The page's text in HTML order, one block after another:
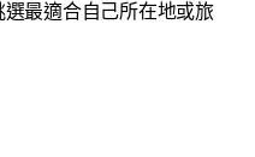
最適合自己所在地或旅